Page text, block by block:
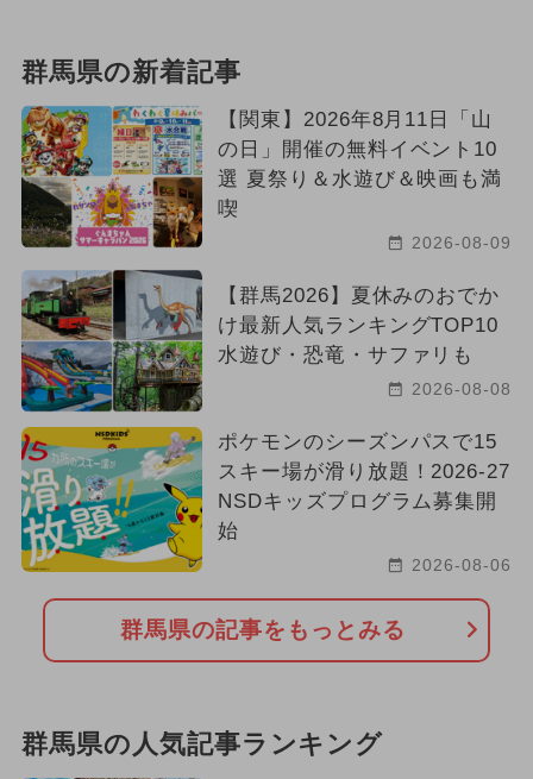
群馬県の新着記事
【関東】2026年8月11日「山
の日」開催の無料イベント10
選 夏祭り＆水遊び＆映画も満
喫
2026-08-09
【群馬2026】夏休みのおでか
け最新人気ランキングTOP10
水遊び・恐竜・サファリも
2026-08-08
ポケモンのシーズンパスで15
スキー場が滑り放題！2026-27
NSDキッズプログラム募集開
始
2026-08-06
群馬県の記事をもっとみる
群馬県の人気記事ランキング